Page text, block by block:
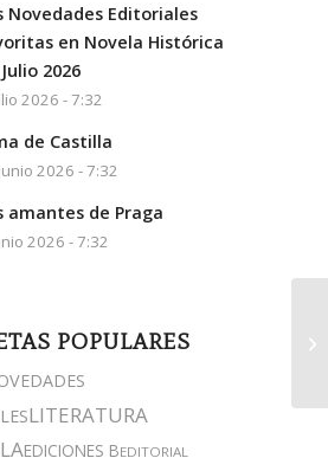
Novedades Editoriales
en Novela Histórica
2026
2026 - 7:32
de Castilla
2026 - 7:32
amantes de Praga
2026 - 7:32
POPULARES
LITERATURA
EDICIONES BEDITORIAL